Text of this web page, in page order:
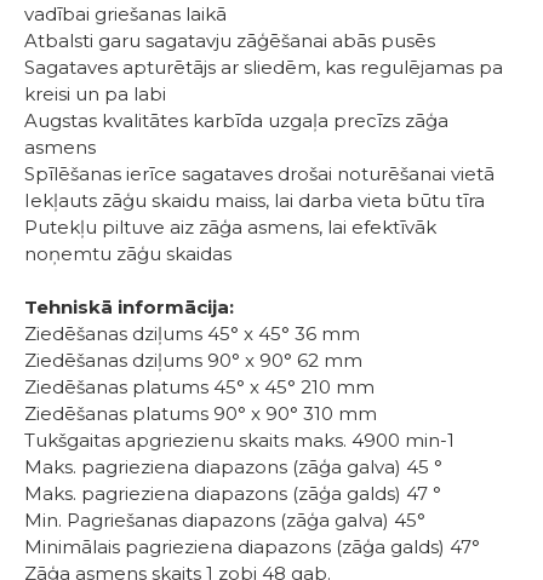
vadībai griešanas laikā
Atbalsti garu sagatavju zāģēšanai abās pusēs
Sagataves apturētājs ar sliedēm, kas regulējamas pa
kreisi un pa labi
Augstas kvalitātes karbīda uzgaļa precīzs zāģa
asmens
Spīlēšanas ierīce sagataves drošai noturēšanai vietā
Iekļauts zāģu skaidu maiss, lai darba vieta būtu tīra
Putekļu piltuve aiz zāģa asmens, lai efektīvāk
noņemtu zāģu skaidas
Tehniskā informācija:
Ziedēšanas dziļums 45° x 45° 36 mm
Ziedēšanas dziļums 90° x 90° 62 mm
Ziedēšanas platums 45° x 45° 210 mm
Ziedēšanas platums 90° x 90° 310 mm
Tukšgaitas apgriezienu skaits maks. 4900 min-1
Maks. pagrieziena diapazons (zāģa galva) 45 °
Maks. pagrieziena diapazons (zāģa galds) 47 °
Min. Pagriešanas diapazons (zāģa galva) 45°
Minimālais pagrieziena diapazons (zāģa galds) 47°
Zāģa asmens skaits 1 zobi 48 gab.